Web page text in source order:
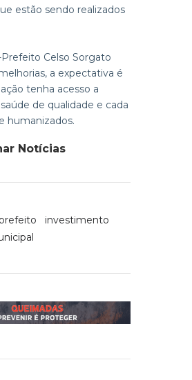
estão sendo realizados
Prefeito Celso Sorgato
a expectativa é
tenha acesso a
de qualidade e cada
humanizados.
Notícias
investimento